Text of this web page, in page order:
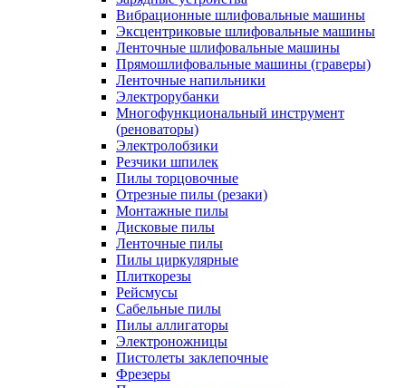
Вибрационные шлифовальные машины
Эксцентриковые шлифовальные машины
Ленточные шлифовальные машины
Прямошлифовальные машины (граверы)
Ленточные напильники
Электрорубанки
Многофункциональный инструмент
(реноваторы)
Электролобзики
Резчики шпилек
Пилы торцовочные
Отрезные пилы (резаки)
Монтажные пилы
Дисковые пилы
Ленточные пилы
Пилы циркулярные
Плиткорезы
Рейсмусы
Сабельные пилы
Пилы аллигаторы
Электроножницы
Пистолеты заклепочные
Фрезеры